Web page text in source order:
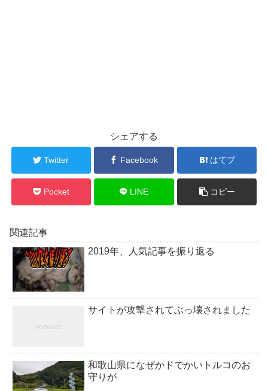
シェアする
Twitter Facebook はてブ
Pocket LINE コピー
関連記事
2019年、人気記事を振り返る
サイトが攻撃されてぶっ壊されました
和歌山県になぜかドでかいトルコのお
守りが